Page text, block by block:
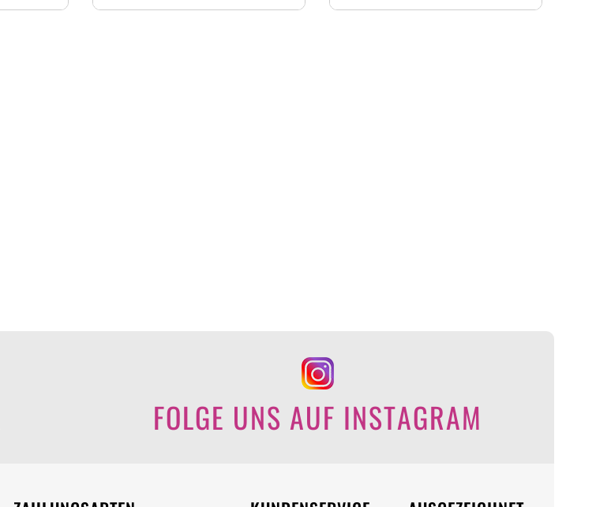
FOLGE UNS AUF INSTAGRAM